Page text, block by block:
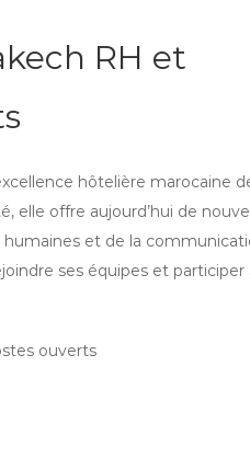
RH et
hôtelière marocaine
elle offre aujourd’hui de
et de la
ses équipes et participer